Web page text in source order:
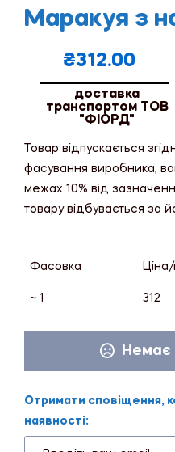
Маракуя з
₴312.00
доставка
транспортом ТОВ
"ФІОРД"
Товар відпускається
фасування виробника,
межах 10% від
товару відбувається за
Фасовка Ціна/
~ 1 312
Немає
Отримати сповіщення,
наявності: